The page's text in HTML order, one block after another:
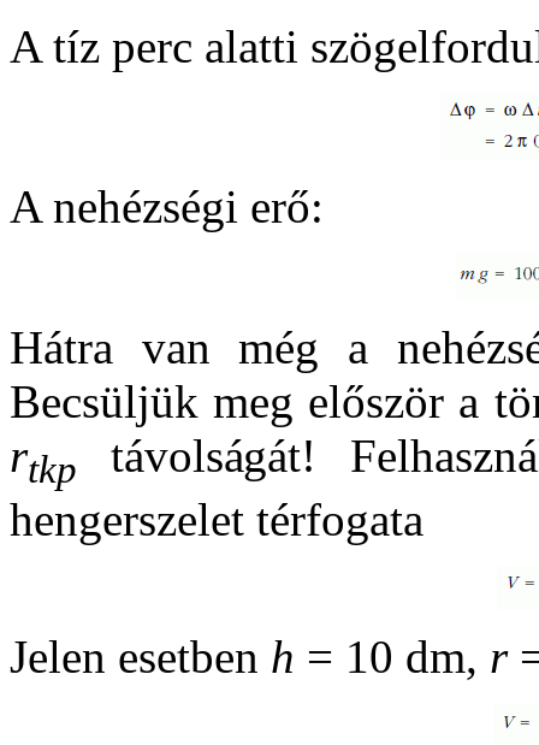
A tíz perc alatti
A nehézségi erő:
Hátra van még a
Becsüljük meg először a
rtkp
távolságát!
hengerszelet térfogata
Jelen esetben h = 10 dm, r